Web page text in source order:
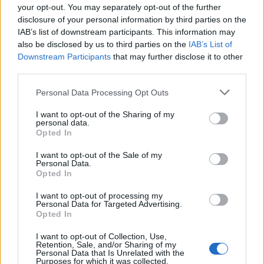
your opt-out. You may separately opt-out of the further
disclosure of your personal information by third parties on the
IAB’s list of downstream participants. This information may
also be disclosed by us to third parties on the IAB’s List of
Downstream Participants that may further disclose it to other
Personal Data Processing Opt Outs
I want to opt-out of the Sharing of my
personal data.
Opted In
I want to opt-out of the Sale of my
Personal Data.
Opted In
I want to opt-out of processing my
Personal Data for Targeted Advertising.
Opted In
I want to opt-out of Collection, Use,
Retention, Sale, and/or Sharing of my
Personal Data that Is Unrelated with the
Purposes for which it was collected.
YOU MAY ALSO LIKE
Πανάκριβος ο Snapdragon 8 Elite Gen 6 Pro
Η σειρά Samsung Galaxy Z αποσπά θετικές
κριτικές από διάφορα media στην Ευρώπη
Samsung
By ΓΙΏΡΓΟΣ ΓΡΊΒΑΣ 3 ημέρες ago